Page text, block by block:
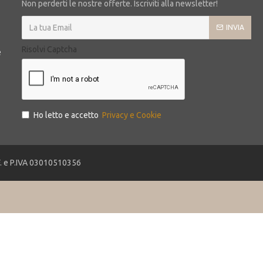
Non perderti le nostre offerte. Iscriviti alla newsletter!
INVIA
Risolvi Captcha
Ho letto e accetto Privacy e Cookie
P.IVA 03010510356